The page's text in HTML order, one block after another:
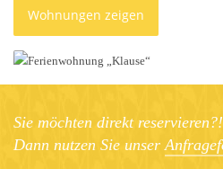
Wohnungen zeigen
Sie möchten direkt reservieren?!
Dann nutzen Sie unser